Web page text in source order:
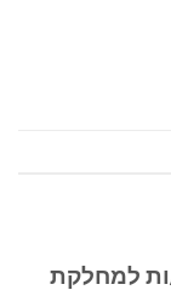
ות למחלקת